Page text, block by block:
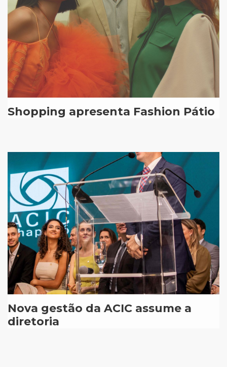
Shopping apresenta Fashion Pátio
Nova gestão da ACIC assume a
diretoria